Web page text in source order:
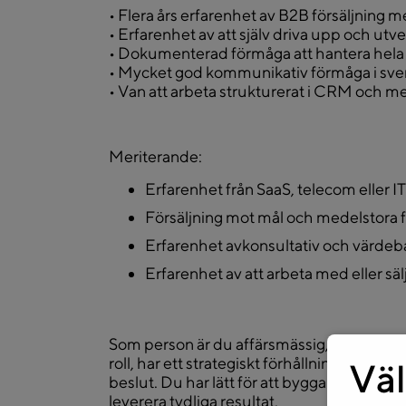
• Flera års erfarenhet av B2B försäljning
• Erfarenhet av att själv driva upp och
• Dokumenterad förmåga att hantera
• Mycket god kommunikativ förmåga i
• Van att arbeta strukturerat i CRM och
Meriterande:
Erfarenhet från SaaS, telecom eller IT
Försäljning mot mål och medelstora
Erfarenhet avkonsultativ och
Erfarenhet av att arbeta med eller
Som person är du affärsmässig,
roll, har ett strategiskt förhållningssätt och
beslut. Du har lätt för att bygga
leverera tydliga resultat.